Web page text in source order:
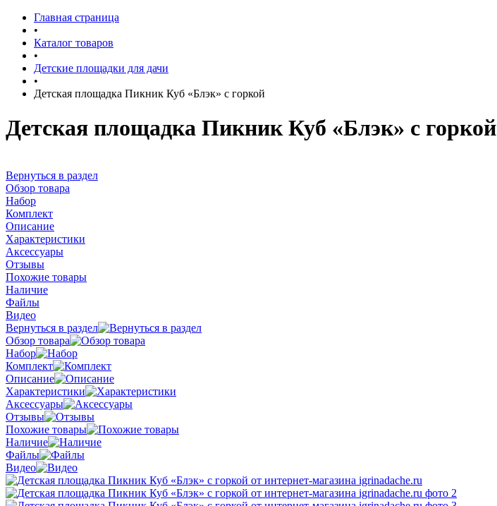
Главная страница
•
Каталог товаров
•
Детские площадки для дачи
•
Детская площадка Пикник Куб «Блэк» с горкой
Детская площадка Пикник Куб «Блэк» с горкой
Вернуться в раздел
Обзор товара
Набор
Комплект
Описание
Характеристики
Аксессуары
Отзывы
Похожие товары
Наличие
Файлы
Видео
Вернуться в раздел
Обзор товара
Набор
Комплект
Описание
Характеристики
Аксессуары
Отзывы
Похожие товары
Наличие
Файлы
Видео